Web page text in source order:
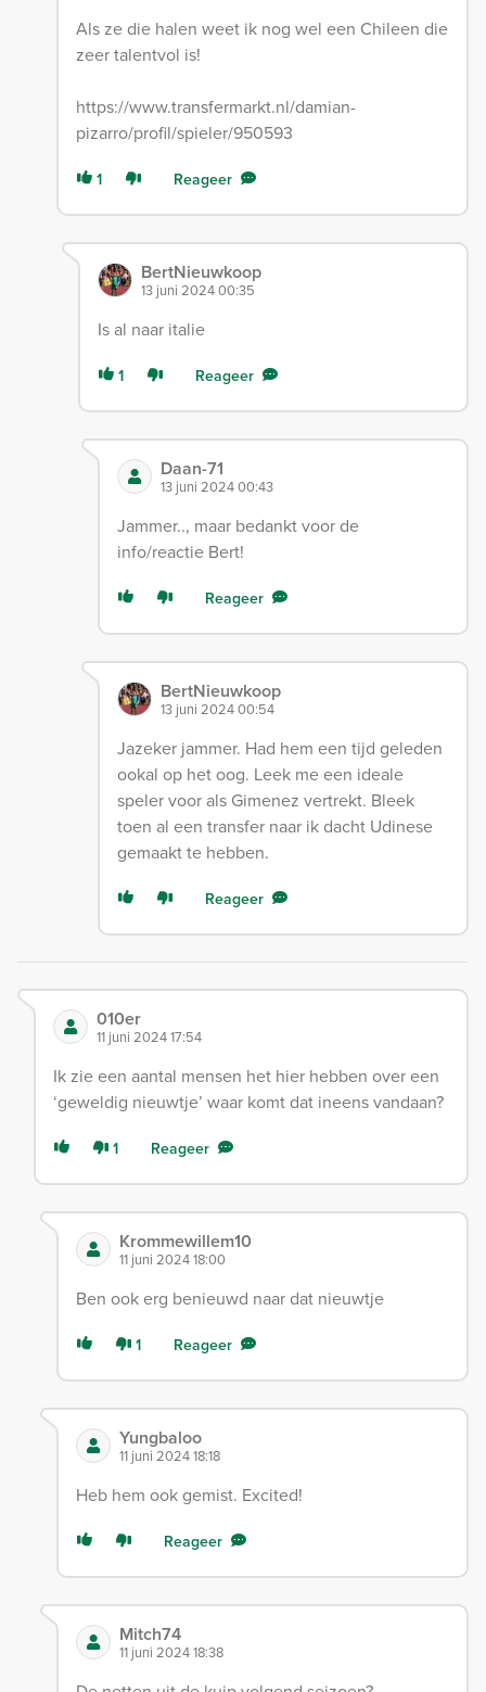
Als ze die halen weet ik nog wel een Chileen die
zeer talentvol is!
https://www.transfermarkt.nl/damian-
pizarro/profil/spieler/950593
1 Reageer
BertNieuwkoop
13 juni 2024 00:35
Is al naar italie
1 Reageer
Daan-71
13 juni 2024 00:43
Jammer.., maar bedankt voor de
info/reactie Bert!
Reageer
BertNieuwkoop
13 juni 2024 00:54
Jazeker jammer. Had hem een tijd geleden
ookal op het oog. Leek me een ideale
speler voor als Gimenez vertrekt. Bleek
toen al een transfer naar ik dacht Udinese
gemaakt te hebben.
Reageer
010er
11 juni 2024 17:54
Ik zie een aantal mensen het hier hebben over een
‘geweldig nieuwtje’ waar komt dat ineens vandaan?
1 Reageer
Krommewillem10
11 juni 2024 18:00
Ben ook erg benieuwd naar dat nieuwtje
1 Reageer
Yungbaloo
11 juni 2024 18:18
Heb hem ook gemist. Excited!
Reageer
Mitch74
11 juni 2024 18:38